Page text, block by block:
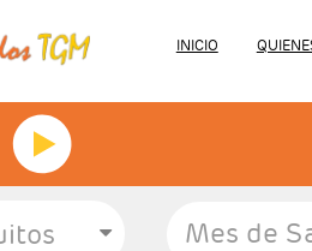
INICIO
Mes de